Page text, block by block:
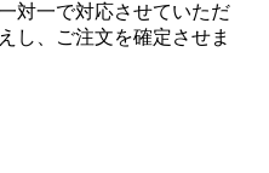
対一で対応させていただ
し、ご注文を確定させま